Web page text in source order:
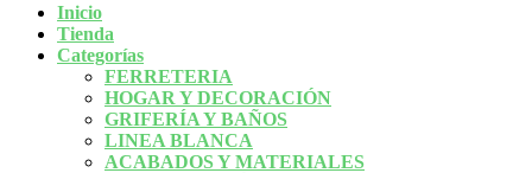
Inicio
Tienda
Categorías
FERRETERIA
HOGAR Y DECORACIÓN
GRIFERÍA Y BAÑOS
LINEA BLANCA
ACABADOS Y MATERIALES